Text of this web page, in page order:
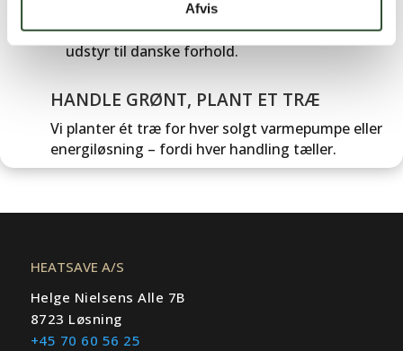
Afvis
Vi fører kun produkter, vi selv bruger – robust
udstyr til danske forhold.
HANDLE GRØNT, PLANT ET TRÆ
Vi planter ét træ for hver solgt varmepumpe eller
energiløsning – fordi hver handling tæller.
HEATSAVE A/S
Helge Nielsens Alle 7B
8723 Løsning
+45 70 60 56 25